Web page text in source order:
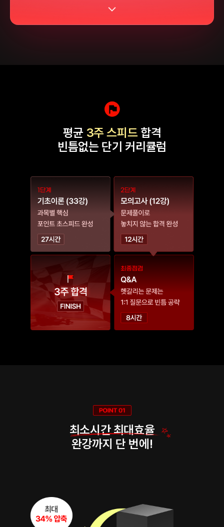
평균 3주 스피드 합격
빈틈없는 단기 커리큘럼
최소시간 최대효율
완강까지 단 번에!